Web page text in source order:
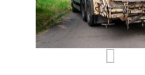
Szolgáltatások területenként
Dokumentumtár